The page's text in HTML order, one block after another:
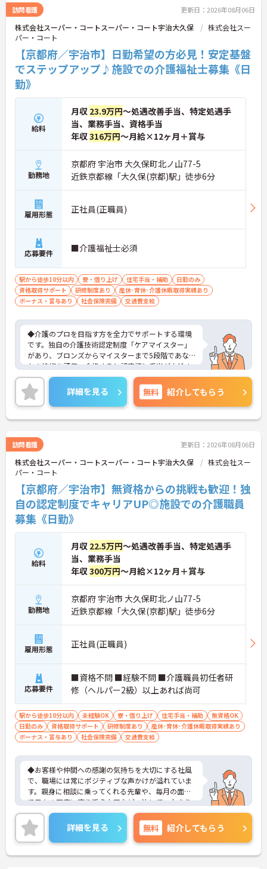
けて資格取得に挑戦できます。
◆法人独自の介護技術認定制度「ケアマイスター」
により、身につけたスキルを5段階でしっかり評価
し手当で還元。さらに「目標管理シート」を用いた
月1回の上司との面談があり、一人ひとりの不安や
目標に寄り添う手厚いフォロー体制が整っていま
す。
訪問看護 更新日：2026年08月06日
株式会社スーパー・コートスーパー・コート宇治大久保
株式会社スー
パー・コート
【京都府／宇治市】日勤希望の方必見！安定基盤
でステップアップ♪施設での介護福祉士募集《日
勤》
給料
月収 23.9万円～処遇改善手当、特定処遇手
当、業務手当、資格手当
年収316万円～月給×12ヶ月＋賞与
勤務地
京都府 宇治市 大久保町北ノ山77-5
近鉄京都線「大久保(京都)駅」徒歩6分
雇用形態 正社員(正職員)
応募要件 ■介護福祉士必須
駅から徒歩10分以内 寮・借り上げ 住宅手当・補助
日勤のみ
資格取得サポート
研修制度あり
産休･育休･介護休暇取得実績あり
ボーナス・賞与あり
社会保険完備 交通費支給
◆介護のプロを目指す方を全力でサポートする環境
です。独自の介護技術認定制度「ケアマイスター」
があり、ブロンズからマイスターまで5段階であな
たの技術を評価。合格すると認定証と手当が支給さ
れます。
◆スタッフ同士の繋がりを大切にするため「サンク
スバッジ」という素敵な制度を導入しています。ス
マホやパソコンから、部署や施設を超えた仲間に
「ありがとう」のバッジを送り合う仕組みで、毎月
些細なことでも感謝を伝え合い、認め合えるため、
風通しが良くとてもあたたかい雰囲気の職場です。
また、「もっとこうしたら良くなるかも！」という
現場の小さなアイデアを大切にしており、入社1日
目から誰でもいくつでも提案できる「フジキャタ提
案」制度があり、毎月役員がすべての提案に目を通
します。自分の気づきが実際のサービス向上につな
がるため、やりがいを持って仕事に取り組めます。
詳細を見る 無料 紹介してもらう
訪問看護 更新日：2026年08月06日
株式会社スーパー・コートスーパー・コート宇治大久保
株式会社スー
パー・コート
【京都府／宇治市】無資格からの挑戦も歓迎！独
自の認定制度でキャリアUP◎施設での介護職員
募集《日勤》
給料
月収 22.5万円～処遇改善手当、特定処遇手
当、業務手当
年収300万円～月給×12ヶ月＋賞与
勤務地
京都府 宇治市 大久保町北ノ山77-5
近鉄京都線「大久保(京都)駅」徒歩6分
雇用形態 正社員(正職員)
応募要件
■資格不問 ■経験不問 ■介護職員初任者研
修（ヘルパー2級）以上あれば尚可
駅から徒歩10分以内 未経験OK 寮・借り上げ 住宅手当・補助
無資格OK
日勤のみ
資格取得サポート 研修制度あり
産休･育休･介護休暇取得実績あり
ボーナス・賞与あり
社会保険完備 交通費支給
◆お客様や仲間への感謝の気持ちを大切にする社風
で、職場には常にポジティブな声かけが溢れていま
す。親身に相談に乗ってくれる先輩や、毎月の面談
で日々の不安に寄り添う上司など、決して一人きり
にさせないフォロー体制が万全。心理的安全性が高
く、中途入社でも自然と馴染める職場です。
◆無資格からでもプロフェッショナルを目指せる
「資格取得支援制度」を完備しています。初任者研
修から国家資格である介護福祉士まで、現場での実
詳細を見る 無料 紹介してもらう